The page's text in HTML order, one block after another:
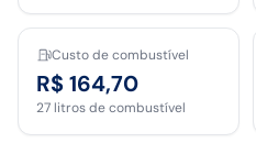
Custo de combustível
R$ 164,70
27 litros de combustível